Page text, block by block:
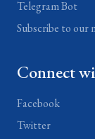
Telegram Bot
Subscribe to our
Connect
Facebook
Twitter